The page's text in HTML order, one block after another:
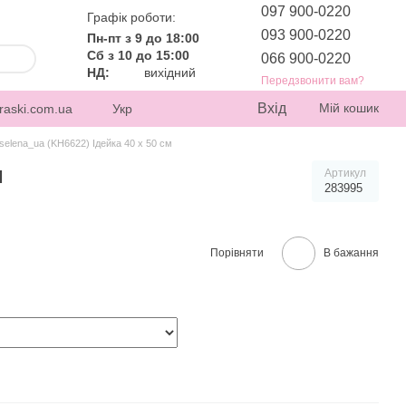
Графік роботи:
Пн-пт з 9 до 18:00
Сб з 10 до 15:00
НД:
вихідний
097 900-0220
093 900-0220
066 900-0220
Передзвонити вам?
Укр Вхід Мій кошик
(KH6622) Ідейка 40 х 50 см
Артикул
283995
Порівняти В бажання